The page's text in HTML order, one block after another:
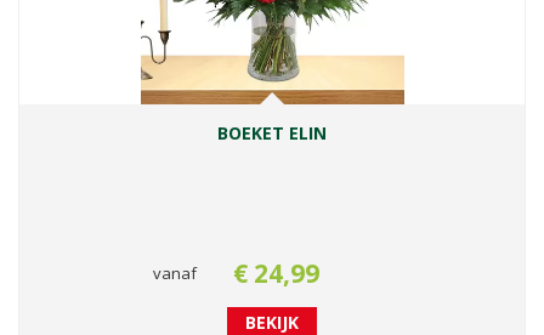
BOEKET ELIN
vanaf € 24,99
BEKIJK